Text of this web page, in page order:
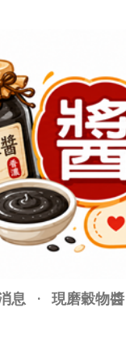
息 現磨穀物醬